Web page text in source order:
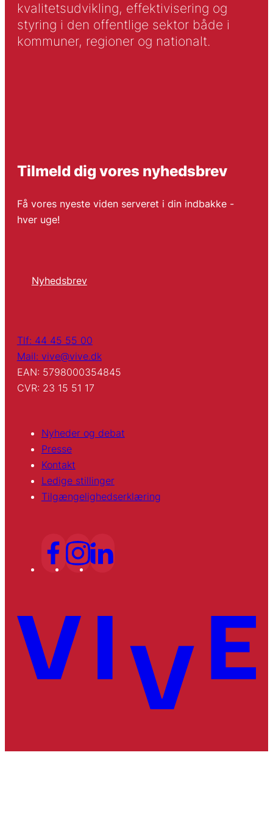
kvalitetsudvikling, effektivisering og
styring i den offentlige sektor både i
kommuner, regioner og nationalt.
Tilmeld dig vores nyhedsbrev
Få vores nyeste viden serveret i din indbakke -
hver uge!
Nyhedsbrev
Tlf: 44 45 55 00
Mail: vive@vive.dk
EAN: 5798000354845
CVR: 23 15 51 17
Nyheder og debat
Presse
Kontakt
Ledige stillinger
Tilgængelighedserklæring